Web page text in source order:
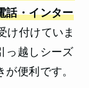
話・インター
け付けていま
っ越しシーズ
便利です。